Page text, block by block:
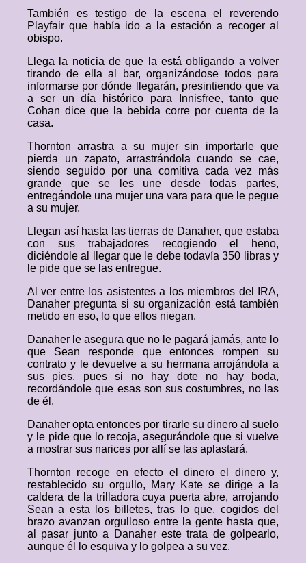
También es testigo de la escena el reverendo
Playfair que había ido a la estación a recoger al
obispo.
Llega la noticia de que la está obligando a volver
tirando de ella al bar, organizándose todos para
informarse por dónde llegarán, presintiendo que va
a ser un día histórico para Innisfree, tanto que
Cohan dice que la bebida corre por cuenta de la
casa.
Thornton arrastra a su mujer sin importarle que
pierda un zapato, arrastrándola cuando se cae,
siendo seguido por una comitiva cada vez más
grande que se les une desde todas partes,
entregándole una mujer una vara para que le pegue
a su mujer.
Llegan así hasta las tierras de Danaher, que estaba
con sus trabajadores recogiendo el heno,
diciéndole al llegar que le debe todavía 350 libras y
le pide que se las entregue.
Al ver entre los asistentes a los miembros del IRA,
Danaher pregunta si su organización está también
metido en eso, lo que ellos niegan.
Danaher le asegura que no le pagará jamás, ante lo
que Sean responde que entonces rompen su
contrato y le devuelve a su hermana arrojándola a
sus pies, pues si no hay dote no hay boda,
recordándole que esas son sus costumbres, no las
de él.
Danaher opta entonces por tirarle su dinero al suelo
y le pide que lo recoja, asegurándole que si vuelve
a mostrar sus narices por allí se las aplastará.
Thornton recoge en efecto el dinero el dinero y,
restablecido su orgullo, Mary Kate se dirige a la
caldera de la trilladora cuya puerta abre, arrojando
Sean a esta los billetes, tras lo que, cogidos del
brazo avanzan orgulloso entre la gente hasta que,
al pasar junto a Danaher este trata de golpearlo,
aunque él lo esquiva y lo golpea a su vez.